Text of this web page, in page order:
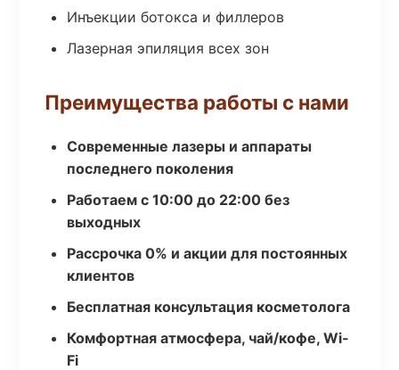
Инъекции ботокса и филлеров
Лазерная эпиляция всех зон
Преимущества работы с нами
Современные лазеры и аппараты
последнего поколения
Работаем с 10:00 до 22:00 без
выходных
Рассрочка 0% и акции для постоянных
клиентов
Бесплатная консультация косметолога
Комфортная атмосфера, чай/кофе, Wi-
Fi